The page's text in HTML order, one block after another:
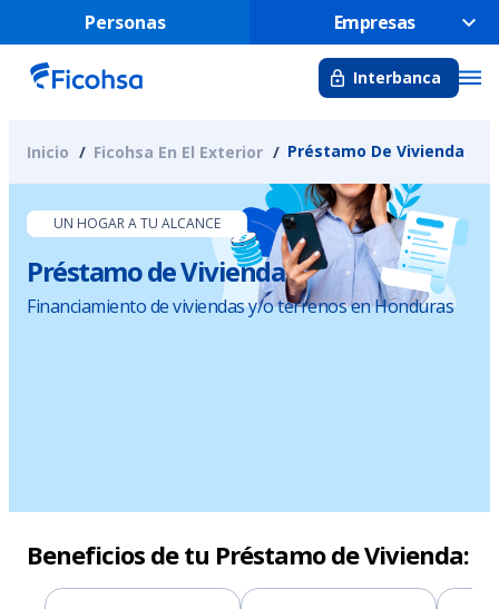
Personas Empresas
Interbanca
Inicio Ficohsa En El Exterior Préstamo De Vivienda
UN HOGAR A TU ALCANCE
Préstamo de Vivienda
Financiamiento de viviendas y/o terrenos en Honduras
Beneficios de tu Préstamo de Vivienda: